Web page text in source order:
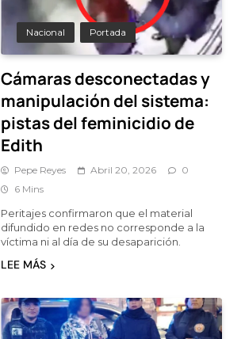
Nacional Portada
Cámaras desconectadas y
manipulación del sistema:
pistas del feminicidio de
Edith
Pepe Reyes Abril 20, 2026
0
6 Mins
Peritajes confirmaron que el material
difundido en redes no corresponde a la
víctima ni al día de su desaparición.
LEE MÁS